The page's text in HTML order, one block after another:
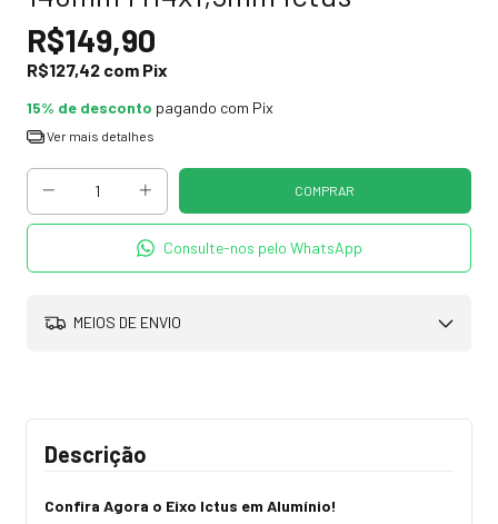
R$149,90
R$127,42 com Pix
15% de desconto pagando com Pix
Ver mais detalhes
Consulte-nos pelo WhatsApp
MEIOS DE ENVIO
Descrição
Confira Agora o Eixo Ictus em Alumínio!